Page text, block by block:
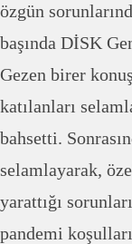
özgün
başında DİSK
Gezen birer
katılanları
bahsetti.
selamlayarak,
yarattığı
pandemi